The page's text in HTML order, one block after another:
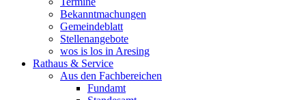
Bekanntmachungen
Gemeindeblatt
Stellenangebote
wos is los in Aresing
Rathaus & Service
Aus den Fachbereichen
Fundamt